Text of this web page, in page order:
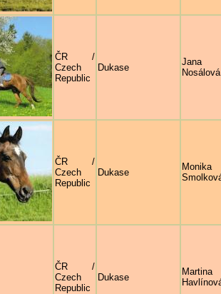
ČR /
Czech
Republic
Dukase
Jana
Nosálová
ČR /
Czech
Republic
Dukase
Monika
ČR /
Czech
Republic
Dukase
Martina